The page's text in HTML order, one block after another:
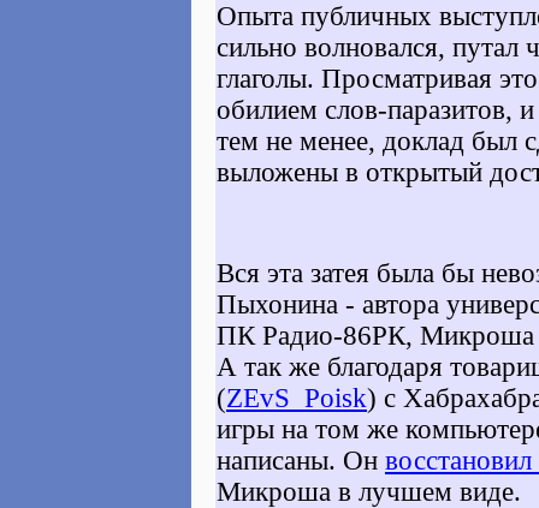
Опыта публичных
сильно волновался, путал
глаголы. Просматривая
обилием слов-паразитов,
тем не менее, доклад был
выложены в открытый
Вся эта затея была бы
Пыхонина - автора
ПК Радио-86РК, Микроша
А так же благодаря
(ZEvS_Poisk) с
игры на том же
написаны. Он восстановил
Микроша в лучшем виде.